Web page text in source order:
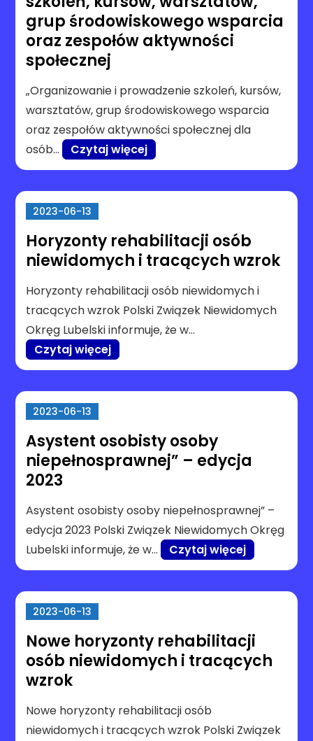
grup środowiskowego wsparcia
oraz zespołów aktywności
społecznej
„Organizowanie i prowadzenie szkoleń, kursów,
warsztatów, grup środowiskowego wsparcia
oraz zespołów aktywności społecznej dla
osób…
Czytaj więcej
2023-06-13
Horyzonty rehabilitacji osób
niewidomych i tracących wzrok
Horyzonty rehabilitacji osób niewidomych i
tracących wzrok Polski Związek Niewidomych
Okręg Lubelski informuje, że w…
Czytaj więcej
2023-06-13
Asystent osobisty osoby
niepełnosprawnej” – edycja
2023
Asystent osobisty osoby niepełnosprawnej” –
edycja 2023 Polski Związek Niewidomych Okręg
Lubelski informuje, że w…
Czytaj więcej
2023-06-13
Nowe horyzonty rehabilitacji
osób niewidomych i tracących
wzrok
Nowe horyzonty rehabilitacji osób
niewidomych i tracących wzrok Polski Związek